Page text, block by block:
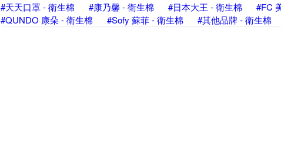
#天天口罩 - 衛生棉 #康乃馨 - 衛生棉 #日本大王 - 衛生棉 #FC
#QUNDO 康朵 - 衛生棉
#Sofy 蘇菲 - 衛生棉 #其他品牌 - 衛生棉